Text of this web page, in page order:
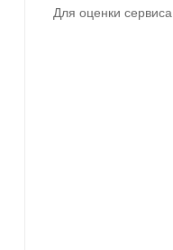
Для оценки сервиса